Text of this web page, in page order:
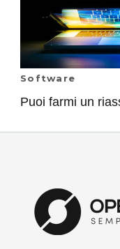
Software
Puoi farmi un